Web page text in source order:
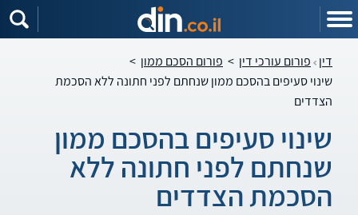
דין פורום עורכי דין > פורום הסכם ממון >
שינוי סעיפים בהסכם ממון שנחתם לפני חתונה ללא הסכמת
הצדדים
שינוי סעיפים בהסכם ממון
שנחתם לפני חתונה ללא
הסכמת הצדדים